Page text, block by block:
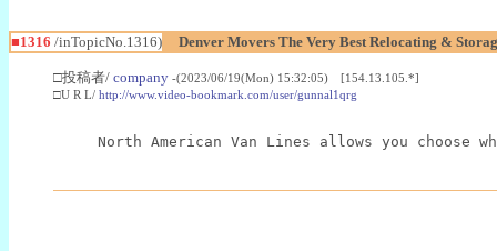
■1316 /inTopicNo.1316) Denver Movers The Very Best Relocating &
□投稿者/ company -(2023/06/19(Mon) 15:32:05) [154.13.105.*]
□U R L/ http://www.video-bookmark.com/user/gunnal1qrg
North American Van Lines allows you